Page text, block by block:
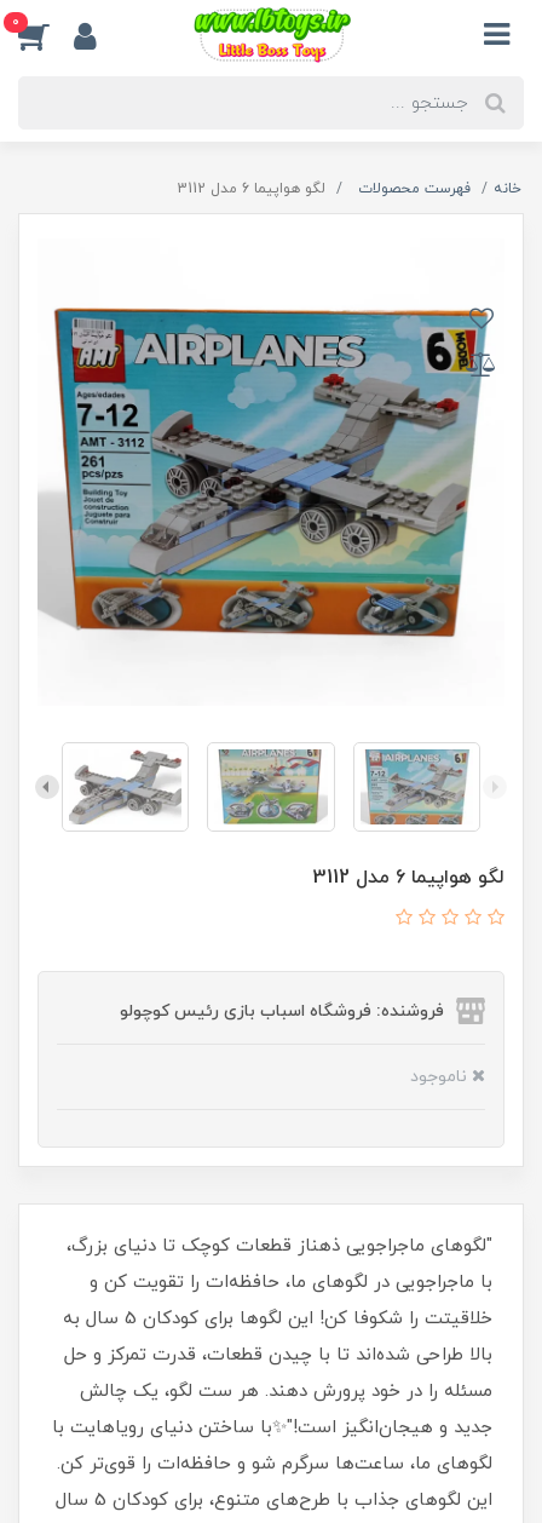
0
خانه فهرست محصولات لگو هواپیما 6 مدل 3112
لگو هواپیما 6 مدل 3112
فروشنده: فروشگاه اسباب بازی رئیس کوچولو
ناموجود
"لگوهای ماجراجویی ذهناز قطعات کوچک تا دنیای بزرگ،
با ماجراجویی در لگوهای ما، حافظه‌ات را تقویت کن و
خلاقیتت را شکوفا کن! این لگوها برای کودکان 5 سال به
بالا طراحی شده‌اند تا با چیدن قطعات، قدرت تمرکز و حل
مسئله را در خود پرورش دهند. هر ست لگو، یک چالش
جدید و هیجان‌انگیز است!"✨با ساختن دنیای رویاهایت با
لگوهای ما، ساعت‌ها سرگرم شو و حافظه‌ات را قوی‌تر کن.
این لگوهای جذاب با طرح‌های متنوع، برای کودکان 5 سال